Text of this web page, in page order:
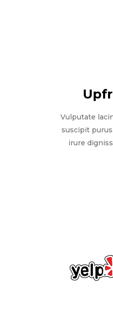
Vulputate
suscipit
irure